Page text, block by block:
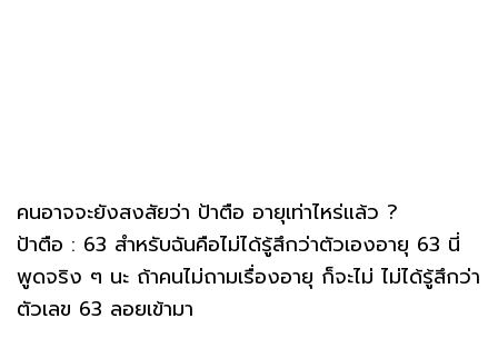
คนอาจจะยังสงสัยว่า ป้าตือ อายุเท่าไหร่แล้ว ?
ป้าตือ : 63 สำหรับฉันคือไม่ได้รู้สึกว่าตัวเองอายุ 63 นี่
พูดจริง ๆ นะ ถ้าคนไม่ถามเรื่องอายุ ก็จะไม่ ไม่ได้รู้สึกว่า
ตัวเลข 63 ลอยเข้ามา